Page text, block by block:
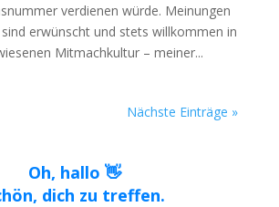
verdienen würde. Meinungen
erwünscht und stets willkommen in
Mitmachkultur – meiner...
Nächste Einträge »
Oh, hallo 👋
dich zu treffen.